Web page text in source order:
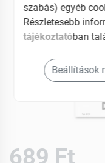
689 Ft
szabás) egyéb
Részletesebb
tájékoztatóban
Beállítások